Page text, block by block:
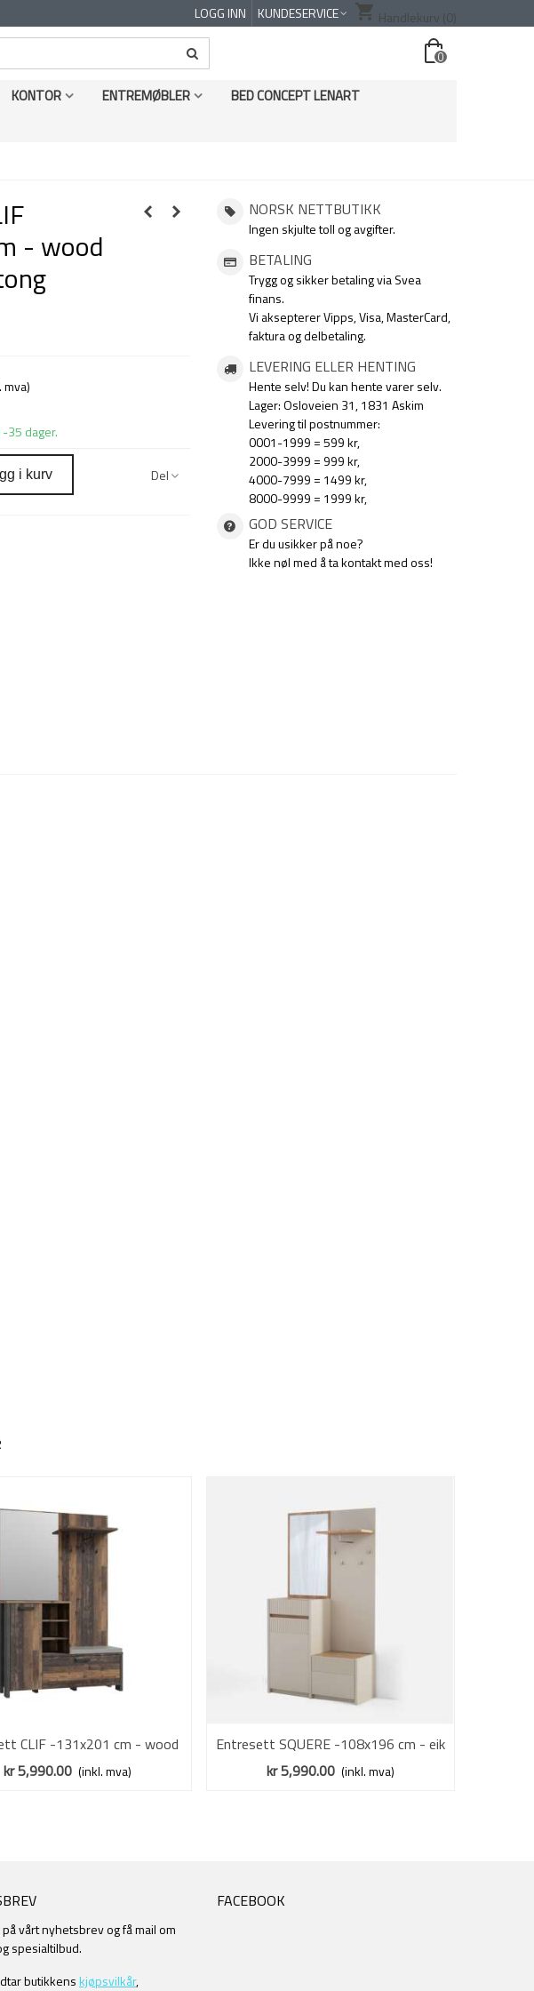
LOGG INN KUNDESERVICE shopping_cart Handlekurv (0)
0
KONTOR ENTREMØBLER
BED CONCEPT LENART
- wood
mva)
35 dager.
i kurv Del
NORSK NETTBUTIKK
Ingen skjulte toll og avgifter.
BETALING
Trygg og sikker betaling via Svea
finans.
Vi aksepterer Vipps, Visa, MasterCard,
faktura og delbetaling.
LEVERING ELLER HENTING
Hente selv! Du kan hente varer selv.
Lager: Osloveien 31, 1831 Askim
Levering til postnummer:
0001-1999 = 599 kr,
2000-3999 = 999 kr,
4000-7999 = 1499 kr,
8000-9999 = 1999 kr,
GOD SERVICE
Er du usikker på noe?
Ikke nøl med å ta kontakt med oss!
Vis mer
CLIF -131x201 cm - wood
vintage - betong
kr 5,990.00 (inkl. mva)
Vis mer
Entresett SQUERE -108x196 cm - eik
sand - beige sand
kr 5,990.00 (inkl. mva)
vårt nyhetsbrev og få mail om
spesialtilbud.
butikkenskjøpsvilkår,
FACEBOOK